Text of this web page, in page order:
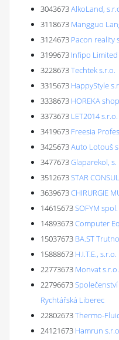
3043673AlkoLand,
3118673 Mangguo
3124673 Pacon reality
3199673 Infipo Limited
3228673Techtek s.r.o.
3315673 HappyStyle
3338673 HOREKA
3373673 LET2014 s.r.o.
3419673 Freesia
3425673Auto Lotouš
3477673Glaparekol, s.
3512673STAR
3639673CHIRURGIE
14615673SOFYM
14893673Computer
15037673 BA.ST
15888673 H.I.T.E., s.r.o.
22773673 Monvat s.r.o.
22796673
Rychtářská Liberec
22802673Thermo-
24121673 Hamrun